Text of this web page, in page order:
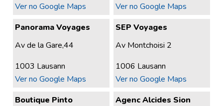
Ver no Google Maps
Ver no Google Maps
Panorama Voyages
Av de la Gare,44
1003 Lausann
Ver no Google Maps
SEP Voyages
Av Montchoisi 2
1006 Lausann
Ver no Google Maps
Boutique Pinto
Agenc Alcides Sion